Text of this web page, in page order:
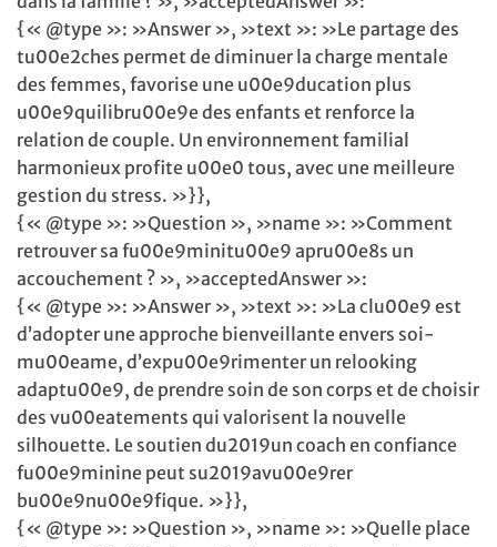
{« @type »: »Answer », »text »: »Le partage des
tu00e2ches permet de diminuer la charge mentale
des femmes, favorise une u00e9ducation plus
u00e9quilibru00e9e des enfants et renforce la
relation de couple. Un environnement familial
harmonieux profite u00e0 tous, avec une meilleure
gestion du stress. »}},
{« @type »: »Question », »name »: »Comment
retrouver sa fu00e9minitu00e9 apru00e8s un
accouchement ? », »acceptedAnswer »:
{« @type »: »Answer », »text »: »La clu00e9 est
d’adopter une approche bienveillante envers soi-
mu00eame, d’expu00e9rimenter un relooking
adaptu00e9, de prendre soin de son corps et de choisir
des vu00eatements qui valorisent la nouvelle
silhouette. Le soutien du2019un coach en confiance
fu00e9minine peut su2019avu00e9rer
bu00e9nu00e9fique. »}},
{« @type »: »Question », »name »: »Quelle place